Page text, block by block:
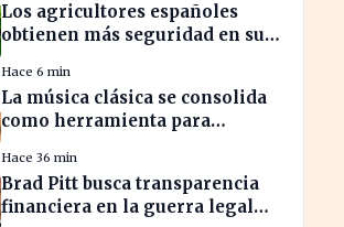
Los agricultores españoles
obtienen más seguridad en sus
contratos
Hace 6 min
La música clásica se consolida
como herramienta para
empresas
Hace 36 min
Brad Pitt busca transparencia
financiera en la guerra legal